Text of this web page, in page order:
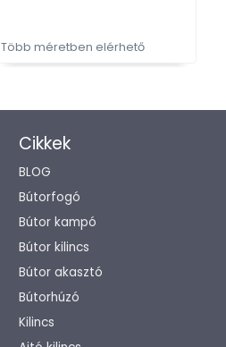
Több méretben elérhető
Cikkek
BLOG
Bútorfogó
Bútor kampó
Bútor kilincs
Bútor akasztó
Bútorhúzó
Kilincs